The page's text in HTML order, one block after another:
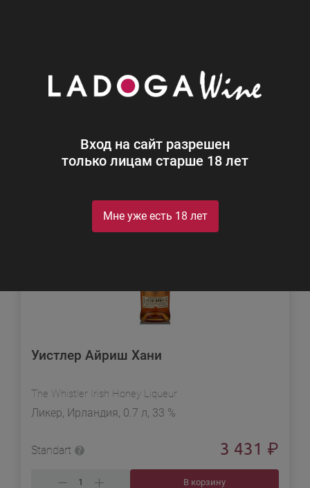
Вход на сайт разрешен
только лицам старше 18 лет
Мне уже есть 18 лет
Ликеры
Сортировка
Уистлер Айриш Хани
The Whistler Irish Honey Liqueur
Ликер, Ирландия, 0.7 л, 33 %
Standart 3 431 ₽
В корзину